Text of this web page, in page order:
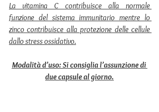
La vitamina C contribuisce alla normale
funzione del sistema immunitario mentre lo
zinco contribuisce alla protezione delle cellule
dallo stress ossidativo.
Modalità d’uso: Si consiglia l’assunzione di
due capsule al giorno.